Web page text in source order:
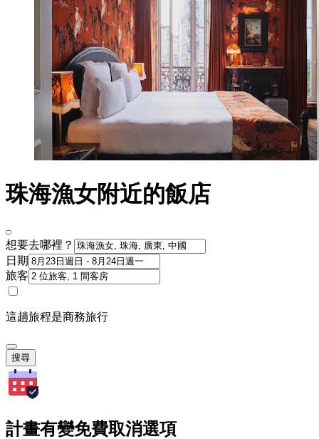
珠海漁女附近的飯店
想要去哪裡？
日期
旅客
這趟旅程是商務旅行
搜尋
計畫有變免費取消選項